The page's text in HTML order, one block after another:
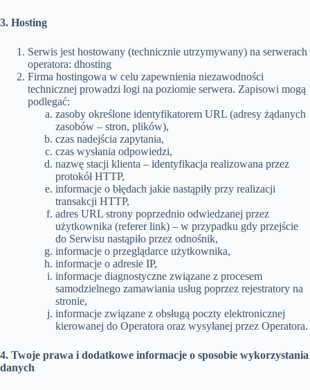
3. Hosting
Serwis jest hostowany (technicznie utrzymywany) na serwerach
operatora: dhosting
Firma hostingowa w celu zapewnienia niezawodności
technicznej prowadzi logi na poziomie serwera. Zapisowi mogą
podlegać:
zasoby określone identyfikatorem URL (adresy żądanych
zasobów – stron, plików),
czas nadejścia zapytania,
czas wysłania odpowiedzi,
nazwę stacji klienta – identyfikacja realizowana przez
protokół HTTP,
informacje o błędach jakie nastąpiły przy realizacji
transakcji HTTP,
adres URL strony poprzednio odwiedzanej przez
użytkownika (referer link) – w przypadku gdy przejście
do Serwisu nastąpiło przez odnośnik,
informacje o przeglądarce użytkownika,
informacje o adresie IP,
informacje diagnostyczne związane z procesem
samodzielnego zamawiania usług poprzez rejestratory na
stronie,
informacje związane z obsługą poczty elektronicznej
kierowanej do Operatora oraz wysyłanej przez Operatora.
4. Twoje prawa i dodatkowe informacje o sposobie wykorzystania
danych